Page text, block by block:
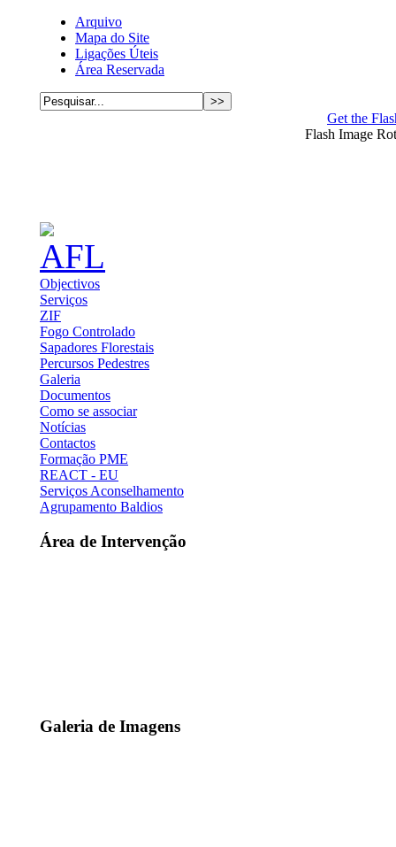
Arquivo
Mapa do Site
Ligações Úteis
Área Reservada
Get the
Flash Image
Objectivos
Serviços
ZIF
Fogo Controlado
Sapadores Florestais
Percursos Pedestres
Galeria
Documentos
Como se associar
Notícias
Contactos
Formação PME
REACT - EU
Serviços Aconselhamento
Agrupamento Baldios
Área de Intervenção
Galeria de Imagens